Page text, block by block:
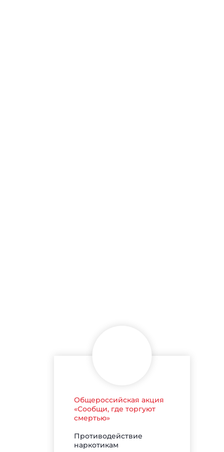
Общероссийская акция
«Сообщи, где торгуют
смертью»
Противодействие
наркотикам